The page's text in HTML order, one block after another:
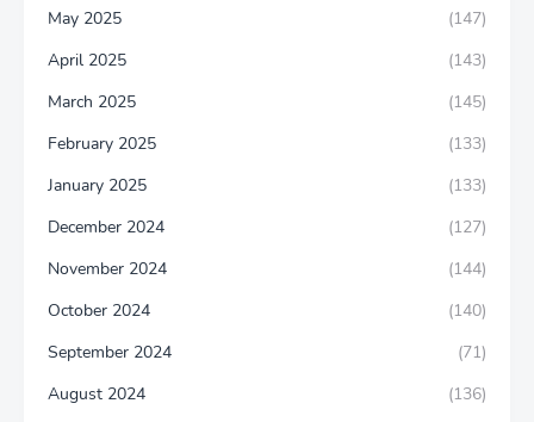
May 2025
(147)
April 2025
(143)
March 2025
(145)
February 2025
(133)
January 2025
(133)
December 2024
(127)
November 2024
(144)
October 2024
(140)
September 2024
(71)
August 2024
(136)